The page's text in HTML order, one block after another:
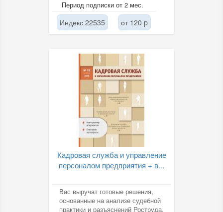
Период подписки от 2 мес.
Индекс 22535 от 120 p
Кадровая служба и управление
персоналом предприятия + в...
Вас выручат готовые решения,
основанные на анализе судебной
практики и разъяснений Роструда,